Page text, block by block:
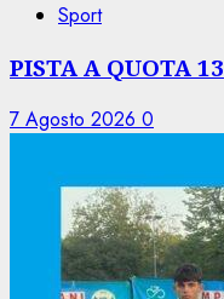
Sport
PISTA A QUOTA 13
7 Agosto 2026 0